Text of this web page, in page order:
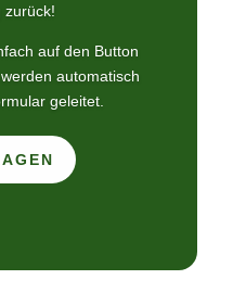
zurück!
auf den Button
automatisch
geleitet.